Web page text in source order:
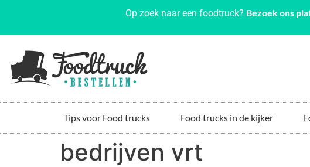
Op zoek naar een foodtruck? Bezoek ons
Tips voor Food trucks Food trucks in de kijker
bedrijven vrt